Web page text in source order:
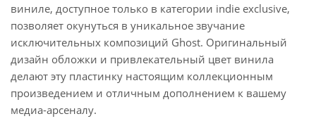
виниле, доступное только в категории indie exclusive,
позволяет окунуться в уникальное звучание
исключительных композиций Ghost. Оригинальный
дизайн обложки и привлекательный цвет винила
делают эту пластинку настоящим коллекционным
произведением и отличным дополнением к вашему
медиа-арсеналу.